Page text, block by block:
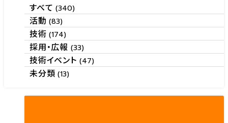
すべて(340)
活動(83)
技術(174)
採用・広報 (33)
技術イベント (47)
未分類(13)